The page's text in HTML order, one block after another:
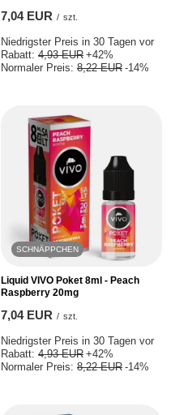
7,04 EUR / szt.
Niedrigster Preis in 30 Tagen vor
Rabatt: 4,93 EUR +42%
Normaler Preis: 8,22 EUR -14%
SCHNÄPPCHEN
Liquid VIVO Poket 8ml - Peach
Raspberry 20mg
7,04 EUR / szt.
Niedrigster Preis in 30 Tagen vor
Rabatt: 4,93 EUR +42%
Normaler Preis: 8,22 EUR -14%